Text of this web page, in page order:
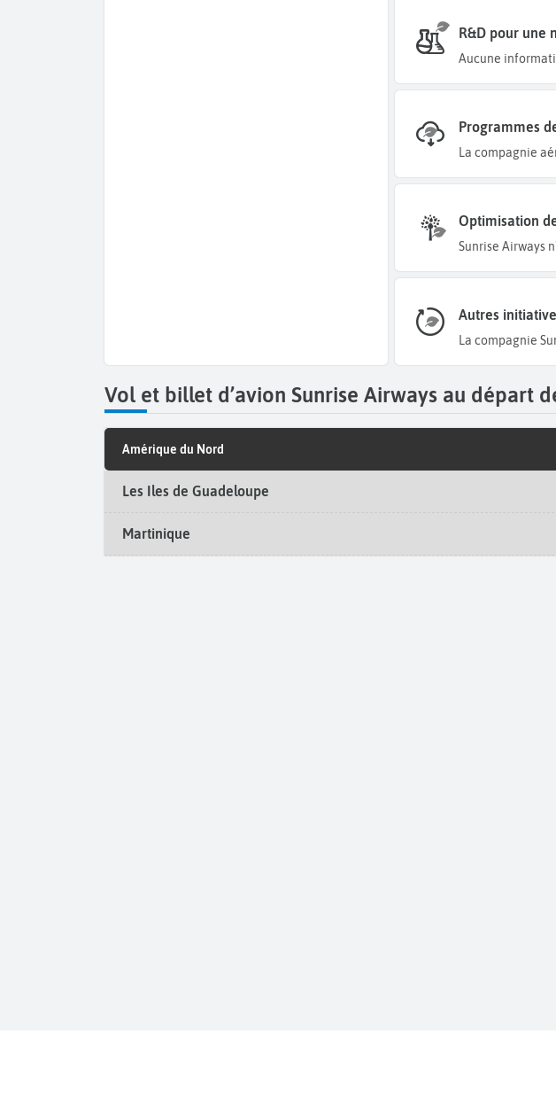
R&D pour une
Aucune
Programmes
La compagnie
Optimisation
Sunrise Airways
Autres
La compagnie
Vol et billet d’avion Sunrise Airways au départ
Amérique du Nord
Les Iles de Guadeloupe
Martinique